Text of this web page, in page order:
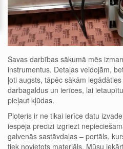
Savas darbības sākumā mēs
instrumentus. Detaļas veidojām,
ļoti augsts, tāpēc sākām
darbagaldus un ierīces, lai
pieļaut kļūdas.
Ploteris ir ne tikai ierīce datu
iespēja precīzi izgriezt
galvenās sastāvdaļas – portāls,
tiek novietots materiāls. Mūsu